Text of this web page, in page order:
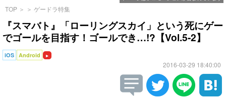
TOP ＞ ＞ ゲードラ特集
『スマバト』「ローリングスカイ」という死にゲー
でゴールを目指す！ゴールでき…!?【Vol.5-2】
iOS Android
2016-03-29 18:40:00